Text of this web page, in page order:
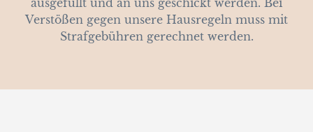
ausgefüllt und an uns geschickt werden. Bei
Verstößen gegen unsere Hausregeln muss mit
Strafgebühren gerechnet werden.